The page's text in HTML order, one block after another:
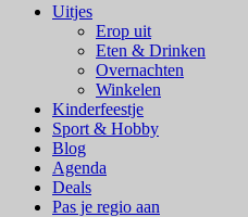
Uitjes
Erop uit
Eten & Drinken
Overnachten
Winkelen
Kinderfeestje
Sport & Hobby
Blog
Agenda
Deals
Pas je regio aan